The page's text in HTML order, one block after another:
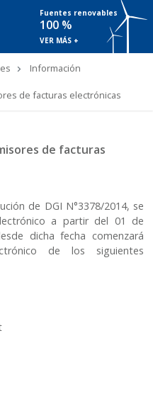
Fuentes renovables
100 %
VER MÁS +
Información
de facturas electrónicas
de facturas
de DGI N°3378/2014, se
a partir del 01 de
dicha fecha comenzará
de los siguientes